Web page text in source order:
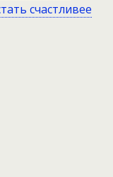
счастливее